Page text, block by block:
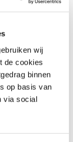
wij
de cookies
binnen
op basis van
via social
ADV 350